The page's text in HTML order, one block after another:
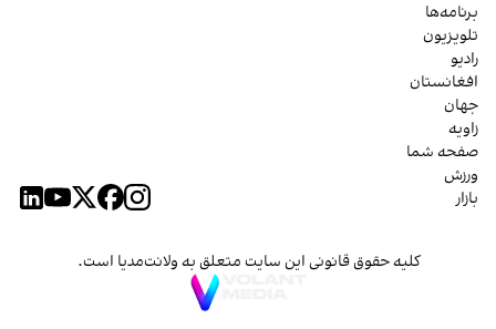
برنامه‌ها
تلویزیون
رادیو
افغانستان
جهان
زاویه
صفحه شما
ورزش
بازار
کلیه حقوق قانونی این سایت متعلق به ولانت‌مدیا است.